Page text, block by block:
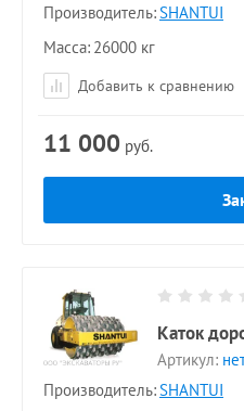
Производитель:SHANTUI
Масса 26000 кг
Добавить к сравнению
11 000 руб.
Каток
Артикул:
Производитель:SHANTUI